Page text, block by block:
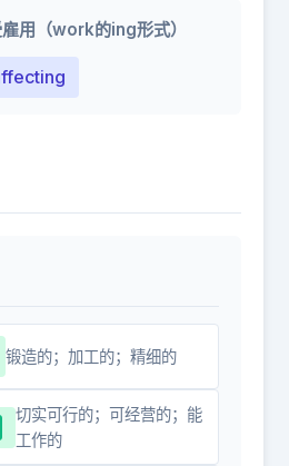
用（work的ing形式）
锻造的；加工的；精细的
切实可行的；可经营的；能
工作的